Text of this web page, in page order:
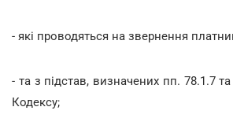
- які проводяться на звернення
- та з підстав, визначених пп. 78.1.7
Кодексу;